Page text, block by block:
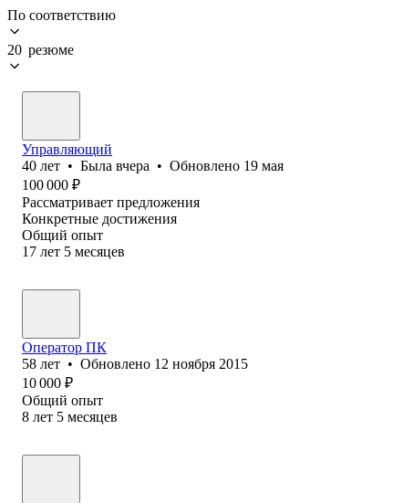
По соответствию
20 резюме
Управляющий
40 лет • Была вчера • Обновлено 19 мая
100 000 ₽
Рассматривает предложения
Конкретные достижения
Общий опыт
17 лет 5 месяцев
Оператор ПК
58 лет • Обновлено 12 ноября 2015
10 000 ₽
Общий опыт
8 лет 5 месяцев